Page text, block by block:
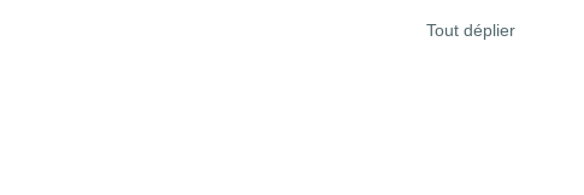
Tout déplier